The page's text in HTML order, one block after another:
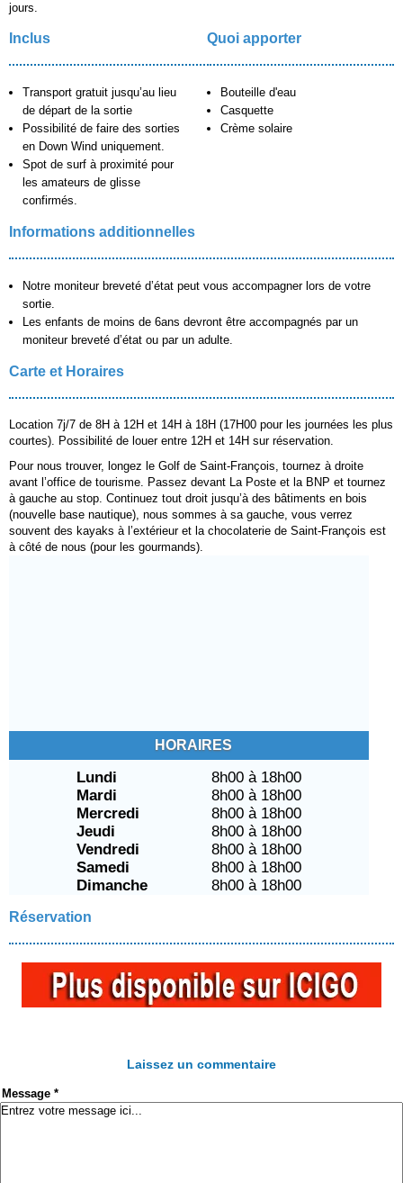
jours.
Inclus
Transport gratuit jusqu’au lieu
de départ de la sortie
Possibilité de faire des sorties
en Down Wind uniquement.
Spot de surf à proximité pour
les amateurs de glisse
confirmés.
Quoi apporter
Bouteille d'eau
Casquette
Crème solaire
Informations additionnelles
Notre moniteur breveté d’état peut vous accompagner lors de votre
sortie.
Les enfants de moins de 6ans devront être accompagnés par un
moniteur breveté d’état ou par un adulte.
Carte et Horaires
Location 7j/7 de 8H à 12H et 14H à 18H (17H00 pour les journées les plus
courtes). Possibilité de louer entre 12H et 14H sur réservation.
Pour nous trouver, longez le Golf de Saint-François, tournez à droite
avant l’office de tourisme. Passez devant La Poste et la BNP et tournez
à gauche au stop. Continuez tout droit jusqu’à des bâtiments en bois
(nouvelle base nautique), nous sommes à sa gauche, vous verrez
souvent des kayaks à l’extérieur et la chocolaterie de Saint-François est
à côté de nous (pour les gourmands).
HORAIRES
Lundi
8h00 à 18h00
Mardi
8h00 à 18h00
Mercredi
8h00 à 18h00
Jeudi
8h00 à 18h00
Vendredi
8h00 à 18h00
Samedi
8h00 à 18h00
Dimanche
8h00 à 18h00
Réservation
Laissez un commentaire
Message *